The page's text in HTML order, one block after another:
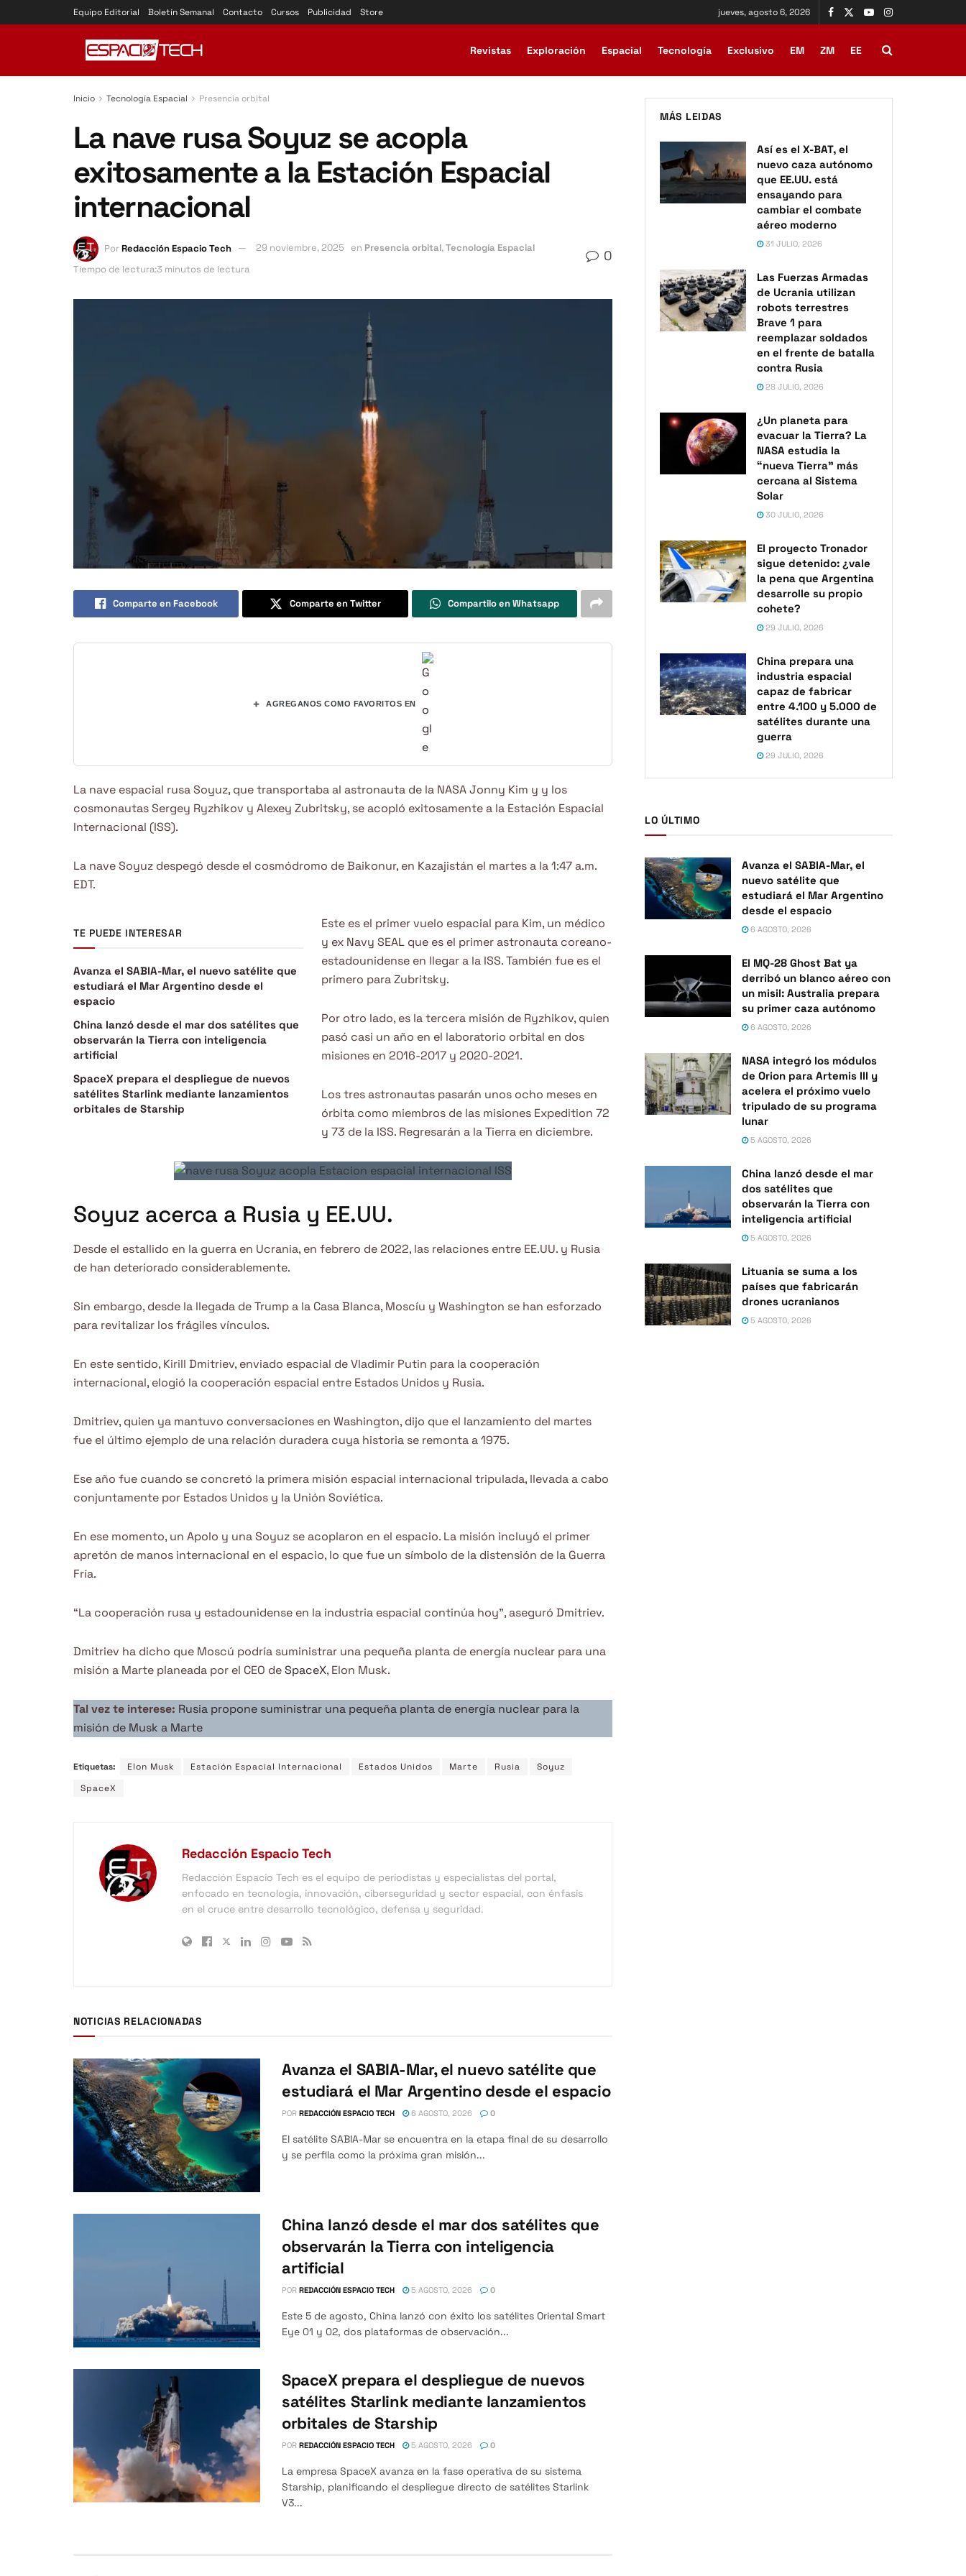
Equipo Editorial Boletín Semanal Contacto Cursos Publicidad Store jueves, agosto 6, 2026
Revistas Exploración Espacial Tecnología Exclusivo EM ZM EE
Inicio Tecnología Espacial Presencia orbital
La nave rusa Soyuz se acopla
exitosamente a la Estación Espacial
internacional
PorRedacción Espacio Tech 29 noviembre, 2025 en Presencia orbital,Tecnología Espacial
Tiempo de lectura:3 minutos de lectura
0
Comparte en Facebook Comparte en Twitter Compartilo en Whatsapp
+ AGREGANOS COMO FAVORITOS EN
La nave espacial rusa Soyuz, que transportaba al astronauta de la NASA Jonny Kim y y los
cosmonautas Sergey Ryzhikov y Alexey Zubritsky, se acopló exitosamente a la Estación Espacial
Internacional (ISS).
La nave Soyuz despegó desde el cosmódromo de Baikonur, en Kazajistán el martes a la 1:47 a.m.
EDT.
TE PUEDE INTERESAR
Avanza el SABIA-Mar, el nuevo satélite que
estudiará el Mar Argentino desde el
espacio
China lanzó desde el mar dos satélites que
observarán la Tierra con inteligencia
artificial
SpaceX prepara el despliegue de nuevos
satélites Starlink mediante lanzamientos
orbitales de Starship
Este es el primer vuelo espacial para Kim, un médico
y ex Navy SEAL que es el primer astronauta coreano-
estadounidense en llegar a la ISS. También fue es el
primero para Zubritsky.
Por otro lado, es la tercera misión de Ryzhikov, quien
pasó casi un año en el laboratorio orbital en dos
misiones en 2016-2017 y 2020-2021.
Los tres astronautas pasarán unos ocho meses en
órbita como miembros de las misiones Expedition 72
y 73 de la ISS. Regresarán a la Tierra en diciembre.
Soyuz acerca a Rusia y EE.UU.
Desde el estallido en la guerra en Ucrania, en febrero de 2022, las relaciones entre EE.UU. y Rusia
de han deteriorado considerablemente.
Sin embargo, desde la llegada de Trump a la Casa Blanca, Moscíu y Washington se han esforzado
para revitalizar los frágiles vínculos.
En este sentido, Kirill Dmitriev, enviado espacial de Vladimir Putin para la cooperación
internacional, elogió la cooperación espacial entre Estados Unidos y Rusia.
Dmitriev, quien ya mantuvo conversaciones en Washington, dijo que el lanzamiento del martes
fue el último ejemplo de una relación duradera cuya historia se remonta a 1975.
Ese año fue cuando se concretó la primera misión espacial internacional tripulada, llevada a cabo
conjuntamente por Estados Unidos y la Unión Soviética.
En ese momento, un Apolo y una Soyuz se acoplaron en el espacio. La misión incluyó el primer
apretón de manos internacional en el espacio, lo que fue un símbolo de la distensión de la Guerra
Fría.
“La cooperación rusa y estadounidense en la industria espacial continúa hoy”, aseguró Dmitriev.
Dmitriev ha dicho que Moscú podría suministrar una pequeña planta de energía nuclear para una
misión a Marte planeada por el CEO deSpaceX, Elon Musk.
Tal vez te interese: Rusia propone suministrar una pequeña planta de energía nuclear para la
misión de Musk a Marte
Etiquetas: Elon Musk Estación Espacial Internacional Estados Unidos Marte Rusia
Soyuz
SpaceX
Redacción Espacio Tech
Redacción Espacio Tech es el equipo de periodistas y especialistas del portal,
enfocado en tecnología, innovación, ciberseguridad y sector espacial, con énfasis
en el cruce entre desarrollo tecnológico, defensa y seguridad.
NOTICIAS RELACIONADAS
Avanza el SABIA-Mar, el nuevo satélite que
estudiará el Mar Argentino desde el espacio
POR REDACCIÓN ESPACIO TECH 6 AGOSTO, 2026 0
El satélite SABIA-Mar se encuentra en la etapa final de su desarrollo
y se perfila como la próxima gran misión...
China lanzó desde el mar dos satélites que
observarán la Tierra con inteligencia
artificial
POR REDACCIÓN ESPACIO TECH 5 AGOSTO, 2026 0
Este 5 de agosto, China lanzó con éxito los satélites Oriental Smart
Eye 01 y 02, dos plataformas de observación...
SpaceX prepara el despliegue de nuevos
satélites Starlink mediante lanzamientos
orbitales de Starship
POR REDACCIÓN ESPACIO TECH 5 AGOSTO, 2026 0
La empresa SpaceX avanza en la fase operativa de su sistema
Starship, planificando el despliegue directo de satélites Starlink
V3...
MÁS LEIDAS
Así es el X-BAT, el
nuevo caza autónomo
que EE.UU. está
ensayando para
cambiar el combate
aéreo moderno
31 JULIO, 2026
Las Fuerzas Armadas
de Ucrania utilizan
robots terrestres
Brave 1 para
reemplazar soldados
en el frente de batalla
contra Rusia
28 JULIO, 2026
¿Un planeta para
evacuar la Tierra? La
NASA estudia la
“nueva Tierra” más
cercana al Sistema
Solar
30 JULIO, 2026
El proyecto Tronador
sigue detenido: ¿vale
la pena que Argentina
desarrolle su propio
cohete?
29 JULIO, 2026
China prepara una
industria espacial
capaz de fabricar
entre 4.100 y 5.000 de
satélites durante una
guerra
29 JULIO, 2026
LO ÚLTIMO
Avanza el SABIA-Mar, el
nuevo satélite que
estudiará el Mar Argentino
desde el espacio
6 AGOSTO, 2026
El MQ-28 Ghost Bat ya
derribó un blanco aéreo con
un misil: Australia prepara
su primer caza autónomo
6 AGOSTO, 2026
NASA integró los módulos
de Orion para Artemis III y
acelera el próximo vuelo
tripulado de su programa
lunar
5 AGOSTO, 2026
China lanzó desde el mar
dos satélites que
observarán la Tierra con
inteligencia artificial
5 AGOSTO, 2026
Lituania se suma a los
países que fabricarán
drones ucranianos
5 AGOSTO, 2026